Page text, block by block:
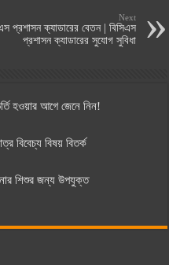
Next
প্রশাসন ক্যাডারের বেতন | বিসিএস
প্রশাসন ক্যাডারের সুযোগ সুবিধা
হওয়ার আগে জেনে নিন!
বিবেচ্য বিষয় বিতর্ক
শিশুর জন্য উপযুক্ত